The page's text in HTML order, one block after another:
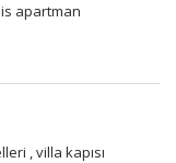
apartman
, villa kapısı